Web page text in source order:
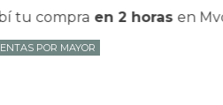
en 2 horasen Mvd con
POR MAYOR